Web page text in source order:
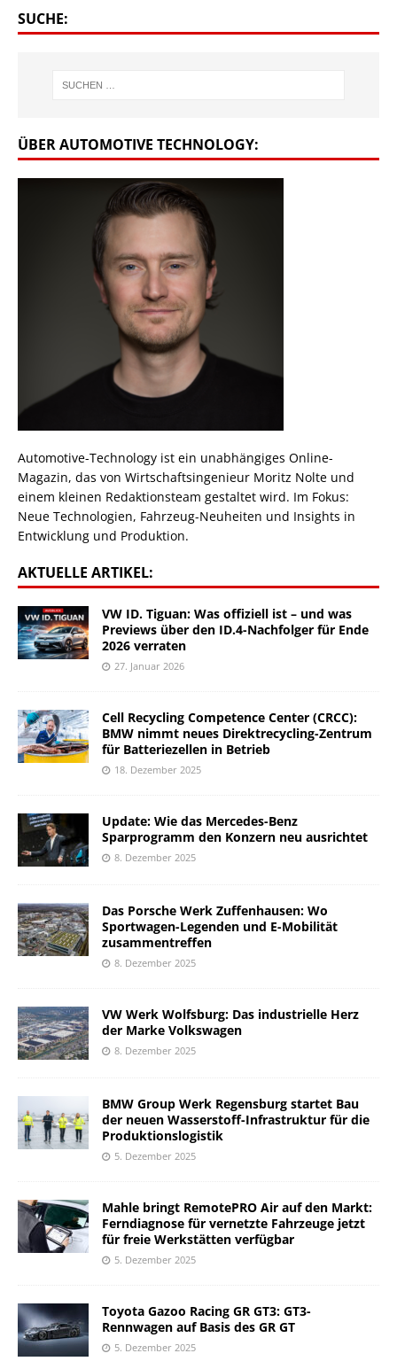
SUCHE:
ÜBER AUTOMOTIVE TECHNOLOGY:
Automotive-Technology ist ein unabhängiges Online-
Magazin, das von Wirtschaftsingenieur Moritz Nolte und
einem kleinen Redaktionsteam gestaltet wird. Im Fokus:
Neue Technologien, Fahrzeug-Neuheiten und Insights in
Entwicklung und Produktion.
AKTUELLE ARTIKEL:
VW ID. Tiguan: Was offiziell ist – und was
Previews über den ID.4-Nachfolger für Ende
2026 verraten
27. Januar 2026
Cell Recycling Competence Center (CRCC):
BMW nimmt neues Direktrecycling-Zentrum
für Batteriezellen in Betrieb
18. Dezember 2025
Update: Wie das Mercedes-Benz
Sparprogramm den Konzern neu ausrichtet
8. Dezember 2025
Das Porsche Werk Zuffenhausen: Wo
Sportwagen-Legenden und E-Mobilität
zusammentreffen
8. Dezember 2025
VW Werk Wolfsburg: Das industrielle Herz
der Marke Volkswagen
8. Dezember 2025
BMW Group Werk Regensburg startet Bau
der neuen Wasserstoff-Infrastruktur für die
Produktionslogistik
5. Dezember 2025
Mahle bringt RemotePRO Air auf den Markt:
Ferndiagnose für vernetzte Fahrzeuge jetzt
für freie Werkstätten verfügbar
5. Dezember 2025
Toyota Gazoo Racing GR GT3: GT3-
Rennwagen auf Basis des GR GT
5. Dezember 2025